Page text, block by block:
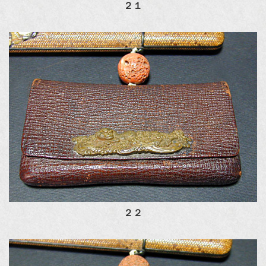
２１
２２